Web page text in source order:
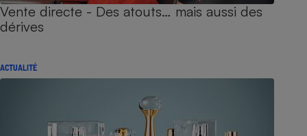
Vente directe - Des atouts… mais aussi des
dérives
ACTUALITÉ